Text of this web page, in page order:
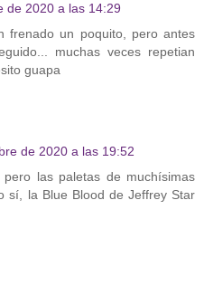
de 2020 a las 14:29
frenado un poquito, pero antes
muchas veces repetian
guapa
de 2020 a las 19:52
las paletas de muchísimas
sí, la Blue Blood de Jeffrey Star